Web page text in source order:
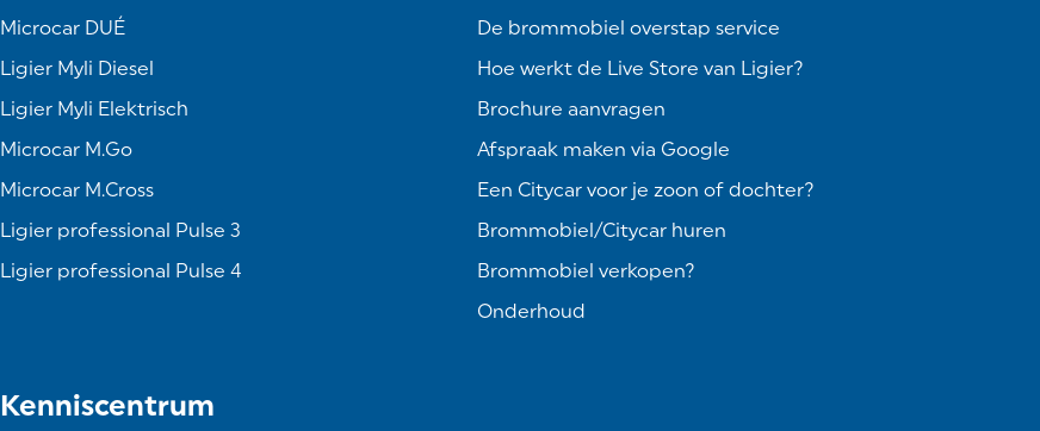
Microcar DUÉ
Ligier Myli Diesel
Ligier Myli Elektrisch
Microcar M.Go
Microcar M.Cross
Ligier professional Pulse 3
Ligier professional Pulse 4
De brommobiel overstap service
Hoe werkt de Live Store van Ligier?
Brochure aanvragen
Afspraak maken via Google
Een Citycar voor je zoon of dochter?
Brommobiel/Citycar huren
Brommobiel verkopen?
Onderhoud
Kenniscentrum